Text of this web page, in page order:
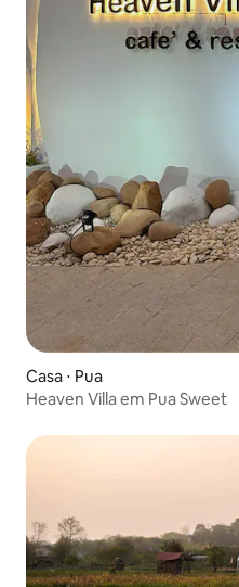
Casa ⋅ Pua
Heaven Villa em Pua Sweet